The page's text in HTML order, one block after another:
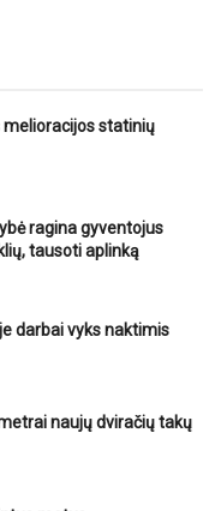
statinių
ragina gyventojus
tausoti aplinką
darbai vyks naktimis
naujų dviračių takų